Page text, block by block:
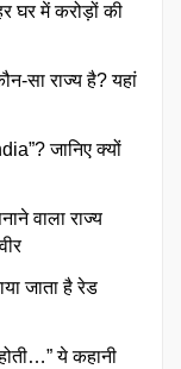
घर में करोड़ों की
सा राज्य है? यहां
जानिए क्यों
वाला राज्य
जाता है रेड
ये कहानी